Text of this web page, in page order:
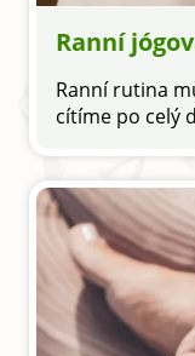
Ranní
Ranní rutina
cítíme po celý